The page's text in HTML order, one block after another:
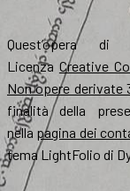
Quest’opera
Licenza Creative
Non opere derivate
finalità della
nella pagina dei
tema LightFolio di